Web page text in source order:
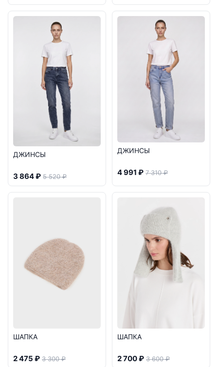
ДЖИНСЫ
3 864 ₽ 5 520 ₽
ДЖИНСЫ
4 991 ₽ 7 310 ₽
ШАПКА
2 475 ₽ 3 300 ₽
ШАПКА
2 700 ₽ 3 600 ₽